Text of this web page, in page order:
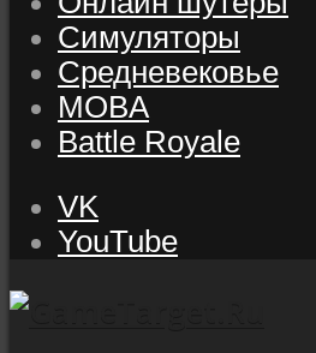
Симуляторы
Средневековье
MOBA
Battle Royale
VK
YouTube